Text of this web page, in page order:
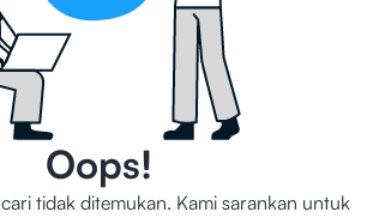
Oops!
tidak ditemukan. Kami sarankan untuk